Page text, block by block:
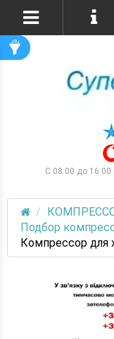
С 08:00 до 16:00
Подбор
Компрессор для